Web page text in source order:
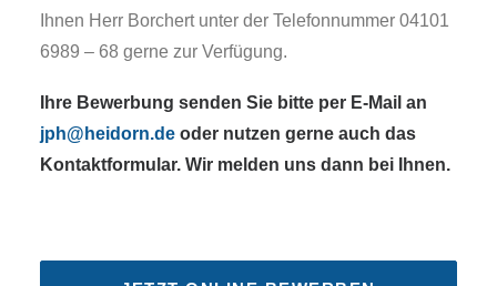
Ihnen Herr Borchert unter der Telefonnummer 04101
6989 – 68 gerne zur Verfügung.
Ihre Bewerbung senden Sie bitte per E-Mail an
jph@heidorn.de oder nutzen gerne auch das
Kontaktformular. Wir melden uns dann bei Ihnen.